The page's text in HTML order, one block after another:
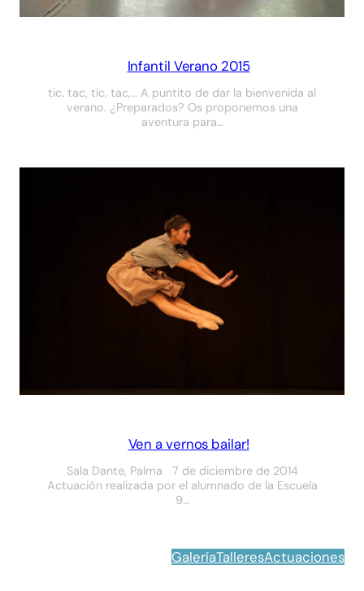
Infantil Verano 2015
tic, tac, tic, tac,… A puntito de dar la bienvenida al
verano. ¿Preparados? Os proponemos una
aventura para…
Ven a vernos bailar!
Sala Dante, Palma 7 de diciembre de 2014
Actuación realizada por el alumnado de la Escuela
9…
GaleríaTalleresActuaciones